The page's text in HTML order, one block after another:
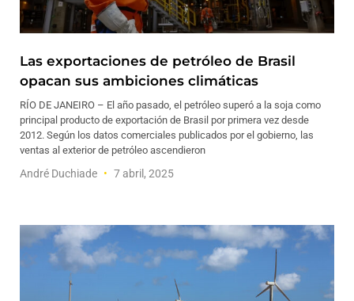
Las exportaciones de petróleo de Brasil
opacan sus ambiciones climáticas
RÍO DE JANEIRO – El año pasado, el petróleo superó a la soja como
principal producto de exportación de Brasil por primera vez desde
2012. Según los datos comerciales publicados por el gobierno, las
ventas al exterior de petróleo ascendieron
André Duchiade 7 abril, 2025